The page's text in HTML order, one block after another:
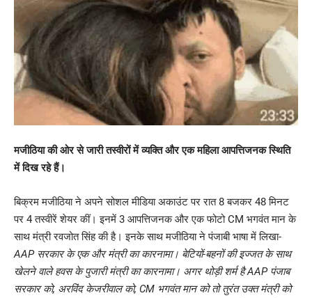
मजीठिया की ओर से जारी तस्वीरों में व्यक्ति और एक महिला आपत्तिजनक स्थिति
में दिख रहे हैं।
बिक्रम मजीठिया ने अपने सोशल मीडिया अकाउंट पर रात 8 बजकर 48 मिनट
पर 4 तस्वीरें शेयर कीं। इनमें 3 आपत्तिजनक और एक फोटो CM भगवंत मान के
साथ मंत्री रवजोत सिंह की है। इनके साथ मजीठिया ने पंजाबी भाषा में लिखा-
AAP सरकार के एक और मंत्री का कारनामा। बेटियों-बहनों की इज्जत के साथ
खेलने वाले हवस के पुजारी मंत्री का कारनामा। अगर थोड़ी शर्म है AAP पंजाब
सरकार को, अरविंद केजरीवाल को, CM भगवंत मान को तो तुरंत उक्त मंत्री को